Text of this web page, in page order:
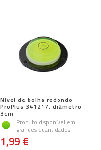
Nível de bolha redondo
ProPlus 341217, diâmetro
3cm
Produto disponível em
grandes quantidades
1,99 €